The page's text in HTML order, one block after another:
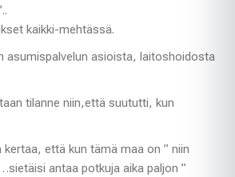
kaikki-mehtässä.
asumispalvelun asioista, laitoshoidosta
tilanne niin,että suututti, kun
että kun tämä maa on ” niin
antaa potkuja aika paljon ”